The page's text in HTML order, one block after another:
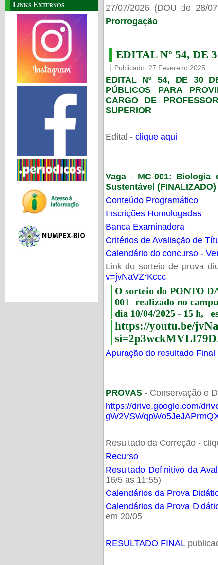
Links Externos
27/07/2026 (DOU de 28/
Prorrogação
EDITAL Nº 54, DE
Publicado: 27 Fevereiro 2025
EDITAL Nº 54, DE 30
PÚBLICOS PARA
CARGO DE
SUPERIOR
Edital - clique aqui
Vaga - MC-001: Biologia
Sustentável (FINALIZADO)
Conteúdo Programático
Inscrições Homologadas
Banca Examinadora
Critérios de Avaliação de
Calendário do concurso -
Link do sorteio de prova
v=jvNaVZrKccc
O sorteio do PONTO
001 realizado no
dia 10/04/2025 - 15 h,
https://youtu.be/
Apuração do resultado Final
PROVAS- Conservação e
https://drive.google.com/
Resultado da Correção -
Recurso
Resultado Definitivo da
16/5 as 11:55)
Calendários da Prova
Calendários da Prova
em 20/05
RESULTADO FINAL